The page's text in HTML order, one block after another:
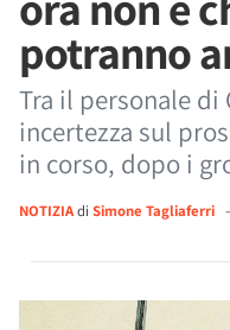
potranno
Tra il personale di
incertezza sul
in corso, dopo i
NOTIZIAdi Simone Tagliaferri